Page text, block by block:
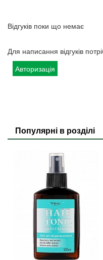
Відгуків поки що немає
Для написання відгуків
Авторизація
Популярні в розділі